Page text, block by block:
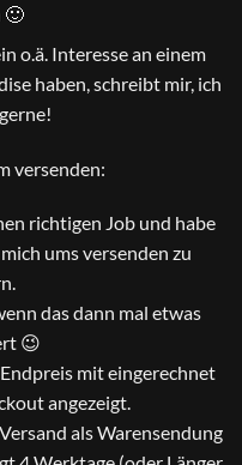
🙂
o.ä. Interesse an einem
haben, schreibt mir, ich
versenden:
richtigen Job und habe
ums versenden zu
das dann mal etwas
😉
mit eingerechnet
angezeigt.
als Warensendung